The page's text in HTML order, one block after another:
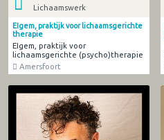
Lichaamswerk
EIgem, praktijk voor lichaamsgerichte
therapie
EIgem, praktijk voor
lichaamsgerichte (psycho)therapie
Amersfoort